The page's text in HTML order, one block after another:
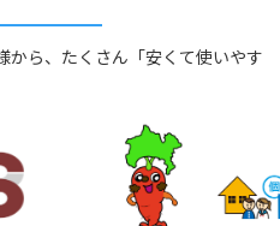
から、たくさん「安くて使いやす